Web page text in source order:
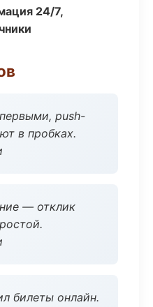
24/7,
push-
в пробках.
— отклик
билеты онлайн.